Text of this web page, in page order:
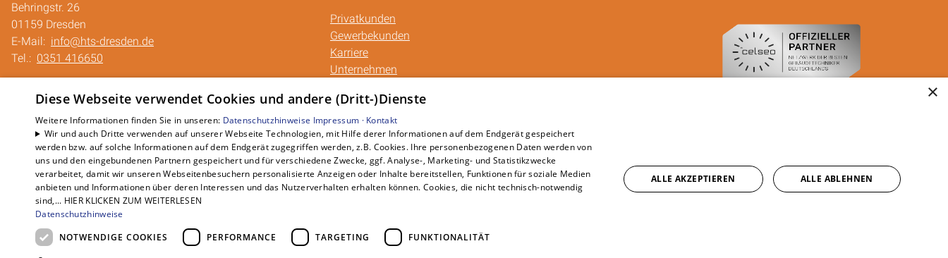
Behringstr. 26
01159 Dresden
E-Mail: info@hts-dresden.de
Tel.: 0351 416650
Barrierefreiheitserklärung
Datenschutzerklärung
AGB
QUALICO
Privatkunden
Gewerbekunden
Karriere
Unternehmen
×
Diese Webseite verwendet Cookies und andere (Dritt-)Dienste
Weitere Informationen finden Sie in unseren: Datenschutzhinweise Impressum · Kontakt
Wir und auch Dritte verwenden auf unserer Webseite Technologien, mit Hilfe derer Informationen auf dem Endgerät gespeichert
werden bzw. auf solche Informationen auf dem Endgerät zugegriffen werden, z.B. Cookies. Ihre personenbezogenen Daten werden von
uns und den eingebundenen Partnern gespeichert und für verschiedene Zwecke, ggf. Analyse-, Marketing- und Statistikzwecke
verarbeitet, damit wir unseren Webseitenbesuchern personalisierte Anzeigen oder Inhalte bereitstellen, Funktionen für soziale Medien
anbieten und Informationen über deren Interessen und das Nutzerverhalten erhalten können. Cookies, die nicht technisch-notwendig
sind,... HIER KLICKEN ZUM WEITERLESEN
Datenschutzhinweise
NOTWENDIGE COOKIES
PERFORMANCE TARGETING FUNKTIONALITÄT
ALLE AKZEPTIEREN ALLE ABLEHNEN